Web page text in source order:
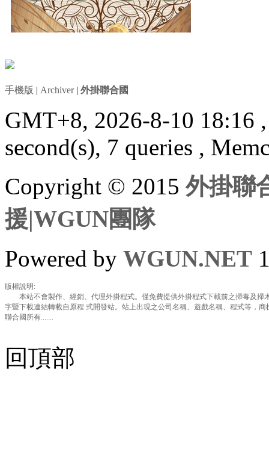
手機版 | Archiver| 外掛聯合國
GMT+8, 2026-8-10 18:16
second(s), 7 queries ,
Copyright © 2015外掛聯
援|WGUN團隊
Powered by WGUN.NET
版權說明:
本站不會製作、經銷、代理外掛程式。僅免費提供外掛程式下載前之掃毒及掃
字暨下載連結轉載自原程 式開發站。站上出現之公司名稱、遊戲名稱、程式等，
聯合國所有.......
回頂部